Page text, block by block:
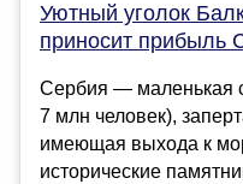
Уютный уголок
приносит прибыль
Сербия — маленькая
7 млн человек),
имеющая выхода к
исторические